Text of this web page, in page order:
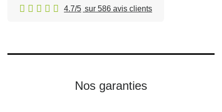
4.7/5 sur 586 avis clients
Nos garanties